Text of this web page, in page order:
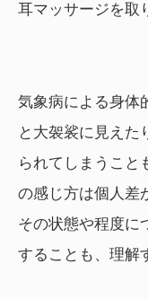
耳マッサージを取
気象病による身体
と大袈裟に見えた
られてしまうこと
の感じ方は個人差
その状態や程度に
することも、理解